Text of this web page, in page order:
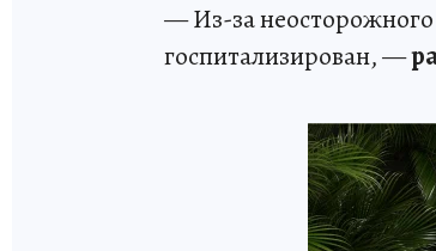
— Из-за
госпитализирован, —